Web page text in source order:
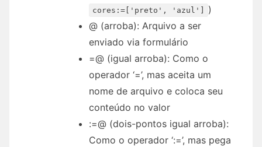
cores:=['preto', 'azul']
)
@ (arroba): Arquivo a ser
enviado via formulário
=@ (igual arroba): Como o
operador ‘=’, mas aceita um
nome de arquivo e coloca seu
conteúdo no valor
:=@ (dois-pontos igual arroba):
Como o operador ‘:=’, mas pega